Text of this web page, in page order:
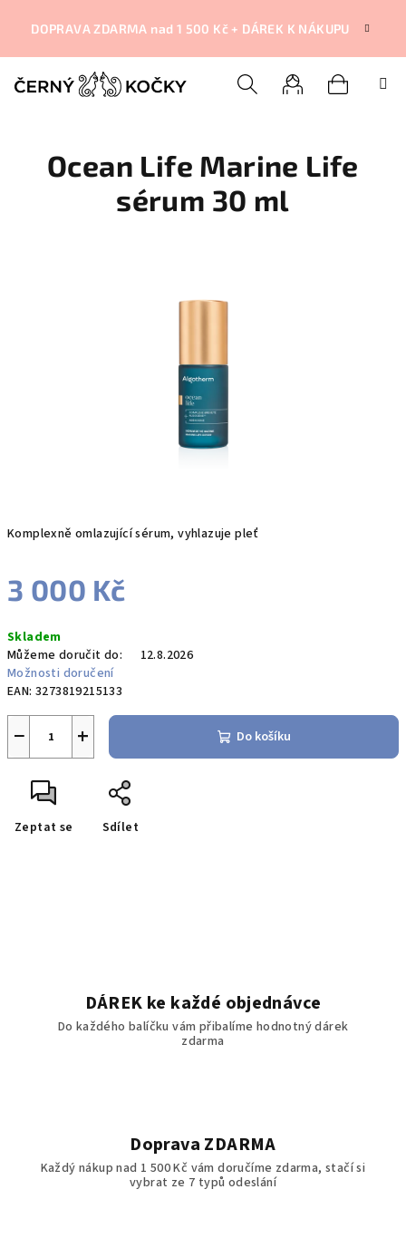
DOPRAVA ZDARMA nad 1 500 Kč + DÁREK K NÁKUPU
košík
Komplexně omlazující sérum, vyhlazuje pleť
3 000 Kč
cena:
Skladem
Můžeme doručit do:
12.8.2026
Možnosti doručení
EAN: 3273819215133
+
− Do košíku
Zeptat se Sdílet
Ocean Life Marine Life
sérum 30 ml
DÁREK ke každé objednávce
Do každého balíčku vám přibalíme hodnotný dárek
zdarma
Doprava ZDARMA
Každý nákup nad 1 500 Kč vám doručíme zdarma, stačí si
vybrat ze 7 typů odeslání